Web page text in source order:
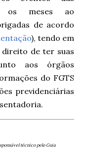
os meses ao
de acordo
), tendo em
de ter suas
aos órgãos
do FGTS
previdenciárias
técnico pelo Guia